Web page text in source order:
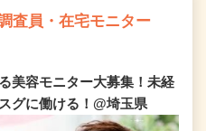
査員・在宅モニター
美容モニター大募集！未経
グに働ける！@埼玉県